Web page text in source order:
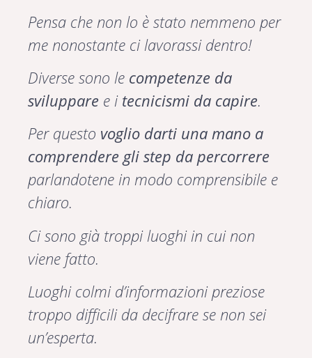
Pensa che non lo è stato nemmeno per
me nonostante ci lavorassi dentro!
Diverse sono le competenze da
sviluppare e i tecnicismi da capire.
Per questo voglio darti una mano a
comprendere gli step da percorrere
parlandotene in modo comprensibile e
chiaro.
Ci sono già troppi luoghi in cui non
viene fatto.
Luoghi colmi d’informazioni preziose
troppo difficili da decifrare se non sei
un’esperta.